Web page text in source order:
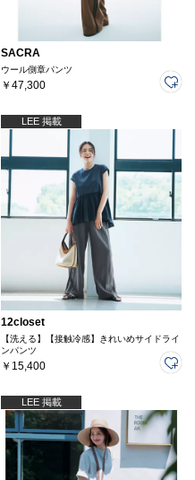
SACRA
ウール側章パンツ
￥47,300
LEE 掲載
12closet
【洗える】【接触冷感】きれいめサイドライ
ンパンツ
￥15,400
LEE 掲載